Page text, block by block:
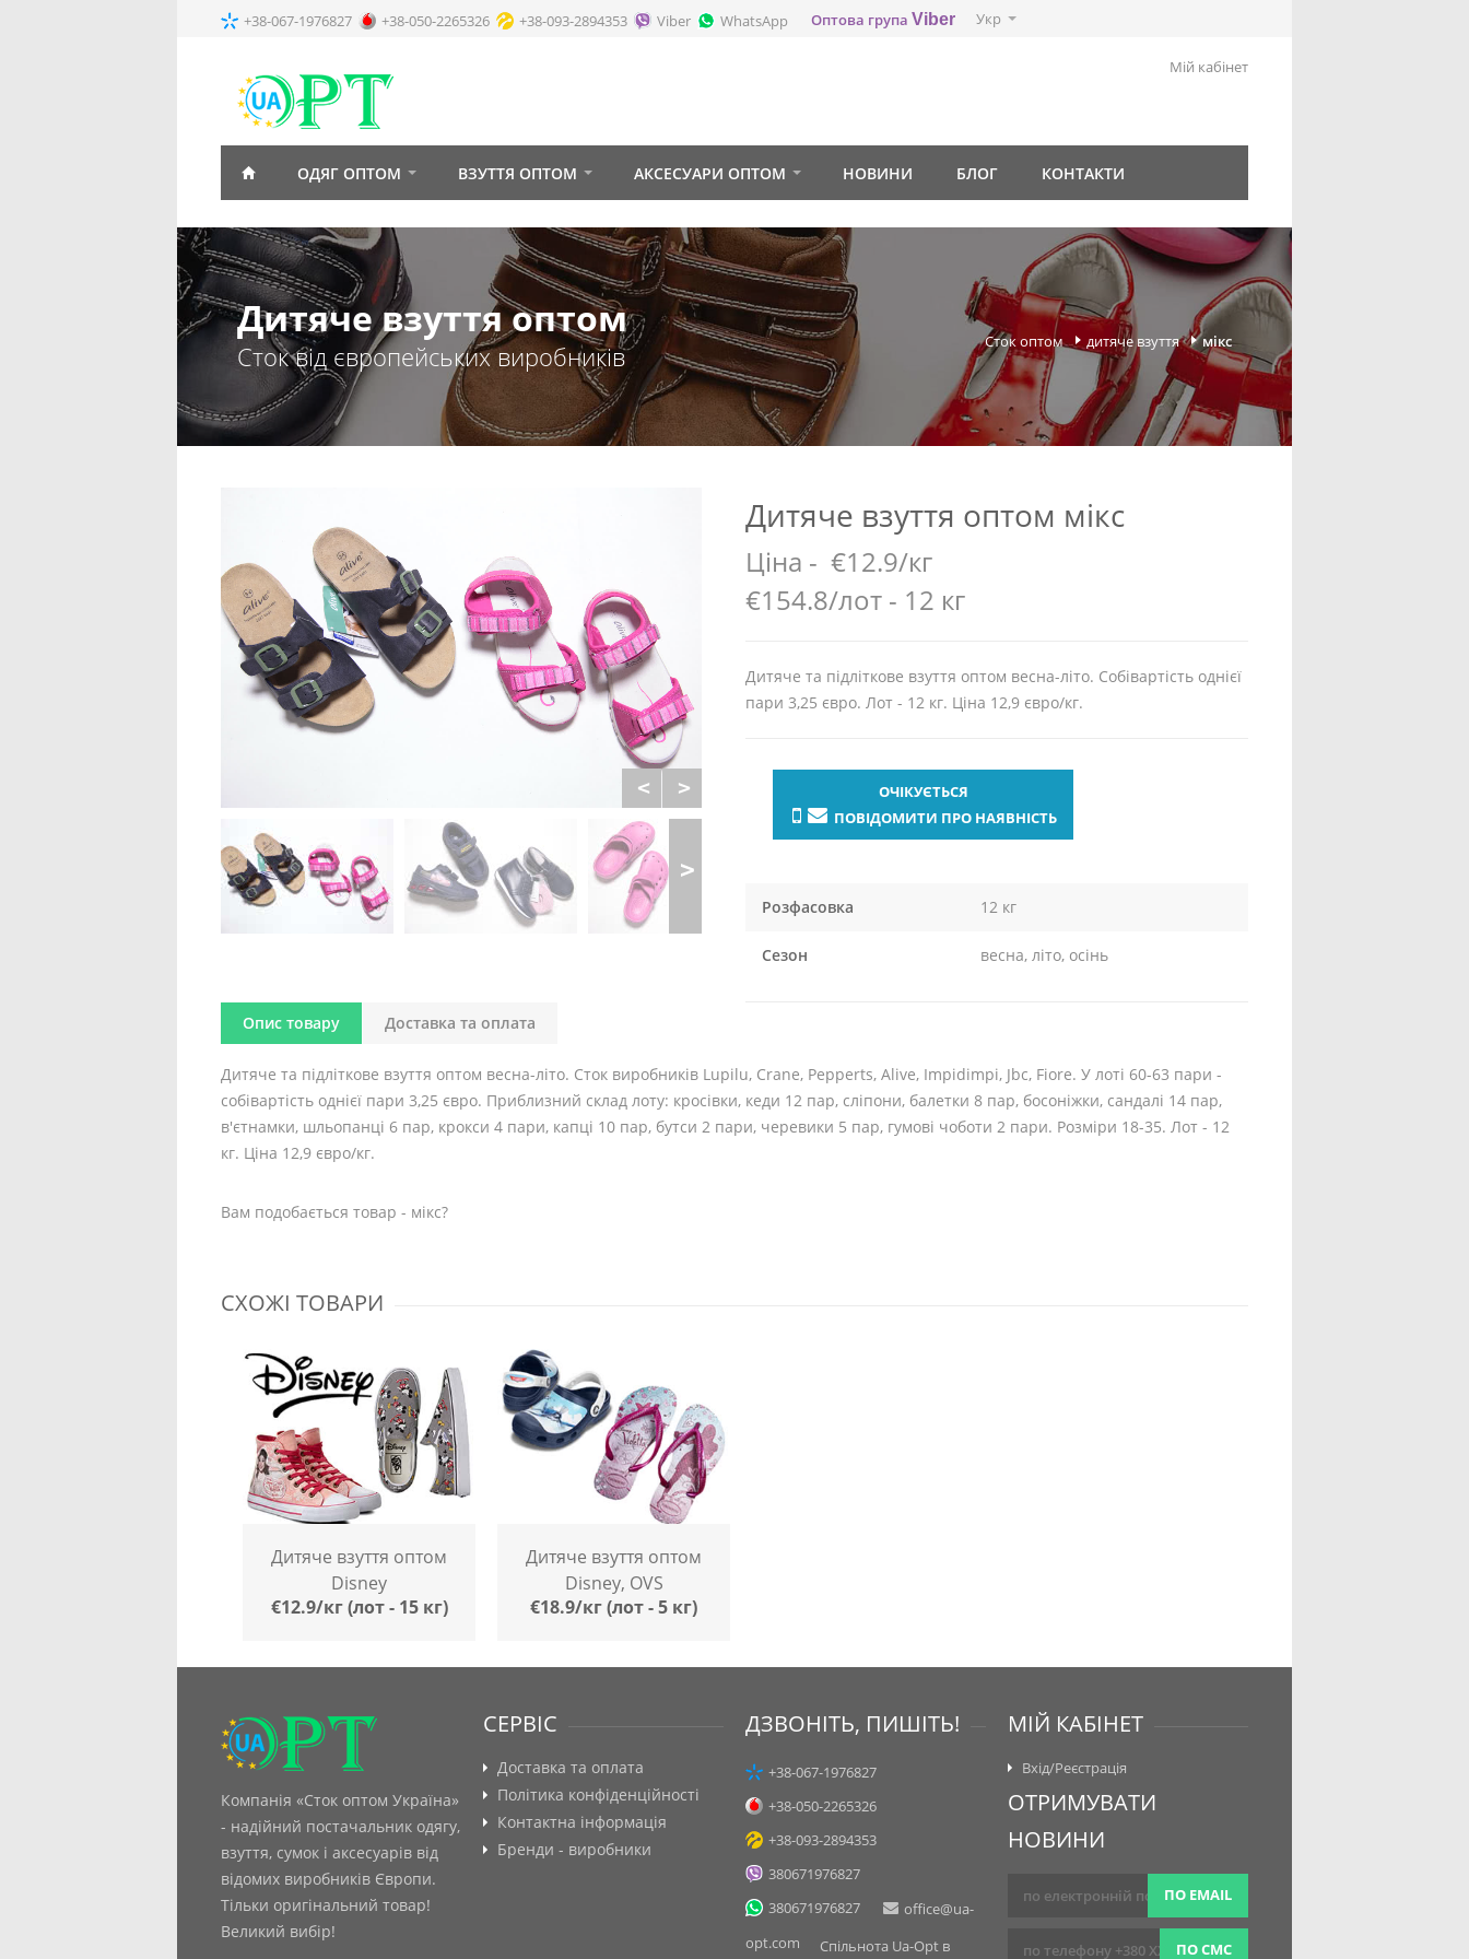
Дитяче взуття оптом мікс
Ціна - €12.9/кг
€154.8/лот - 12 кг
Дитяче та підліткове взуття оптом весна-літо. Собівартість однієї
пари 3,25 євро. Лот - 12 кг. Ціна 12,9 євро/кг.
ОЧІКУЄТЬСЯ
ПОВІДОМИТИ ПРО НАЯВНІСТЬ
Розфасовка 12 кг
Сезон весна, літо, осінь
Опис товару Доставка та оплата
Дитяче та підліткове взуття оптом весна-літо. Сток виробників Lupilu, Crane, Pepperts, Alive, Impidimpi, Jbc, Fiore. У лоті 60-63 пари -
собівартість однієї пари 3,25 євро. Приблизний склад лоту: кросівки, кеди 12 пар, сліпони, балетки 8 пар, босоніжки, сандалі 14 пар,
в'єтнамки, шльопанці 6 пар, крокси 4 пари, капці 10 пар, бутси 2 пари, черевики 5 пар, гумові чоботи 2 пари. Розміри 18-35. Лот - 12
кг. Ціна 12,9 євро/кг.
Вам подобається товар - мікс?
СХОЖІ ТОВАРИ
Дитяче взуття оптом
Disney
€12.9/кг (лот - 15 кг)
Дитяче взуття оптом
Disney, OVS
€18.9/кг (лот - 5 кг)
+38-067-1976827 +38-050-2265326 +38-093-2894353 Viber WhatsApp Оптова група Viber Укр
Мій кабінет
ОДЯГ ОПТОМ ВЗУТТЯ ОПТОМ АКСЕСУАРИ ОПТОМ НОВИНИ БЛОГ КОНТАКТИ
Дитяче взуття оптом
Сток від європейських виробників Сток оптом дитяче взуття мікс
Компанія «Сток оптом Україна»
- надійний постачальник одягу,
взуття, сумок і аксесуарів від
відомих виробників Європи.
Тільки оригінальний товар!
Великий вибір!
СЕРВІС
Доставка та оплата
Політика конфіденційності
Контактна інформація
Бренди - виробники
ДЗВОНІТЬ, ПИШІТЬ!
+38-067-1976827
+38-050-2265326
+38-093-2894353
380671976827
380671976827
office@ua-
opt.com
Спільнота Ua-Opt в
МІЙ КАБІНЕТ
Вхід/Реєстрація
ОТРИМУВАТИ
НОВИНИ
ПО EMAIL
ПО СМС